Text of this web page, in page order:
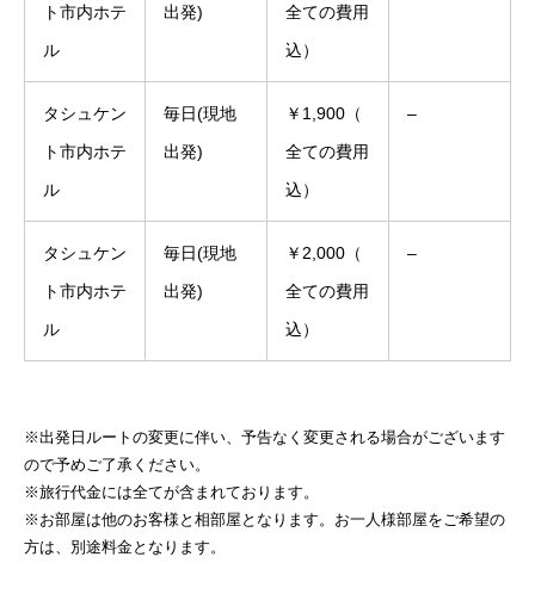
ト市内ホテ
ル
出発)
全ての費用
込）
タシュケン
ト市内ホテ
ル
毎日(現地
出発)
￥1,900（
全ての費用
込）
–
タシュケン
ト市内ホテ
ル
毎日(現地
出発)
￥2,000（
全ての費用
込）
–
※出発日ルートの変更に伴い、予告なく変更される場合がございます
ので予めご了承ください。
※旅行代金には全てが含まれております。
※お部屋は他のお客様と相部屋となります。お一人様部屋をご希望の
方は、別途料金となります。